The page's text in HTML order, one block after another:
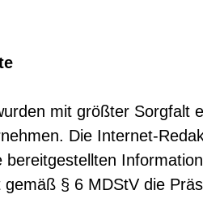
mit größter Sorgfalt
Die Internet-
bereitgestellten
§ 6 MDStV die